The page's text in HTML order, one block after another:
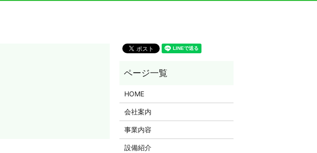
HOME
会社案内
事業内容
設備紹介